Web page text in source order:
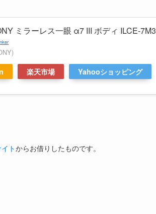
ミラーレス一眼 α7 III ボディ ILCE-7M3
楽天市場 Yahooショッピング
トからお借りしたものです。